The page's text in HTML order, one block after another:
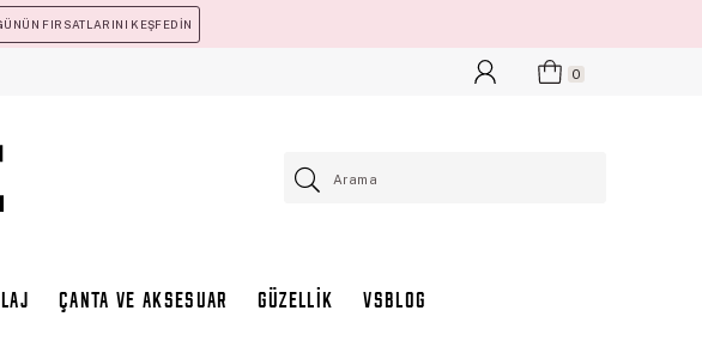
FIRSATLARINI KEŞFEDİN
0
ÇANTA VE AKSESUAR GÜZELLİK VSBLOG